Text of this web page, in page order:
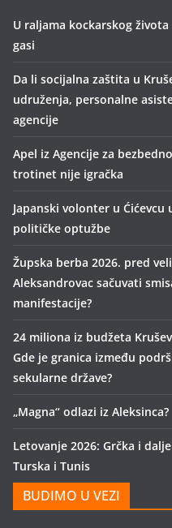
U raljama kockarskog života
gasi
Da li socijalna zaštita u
udruženja, personalne
agencije
Apel iz Agencije za
trotinet nije igračka
Japanski volonter u
političke optužbe
Župska berba 2026. pred
Aleksandrovac sačuvati
manifestacije?
24 miliona iz budžeta
Gde je granica između
sekularne države?
„Magna“ odlazi iz Aleksinca?
Letovanje 2026: Grčka i
Turska i Tunis
BUDIMO U VEZI